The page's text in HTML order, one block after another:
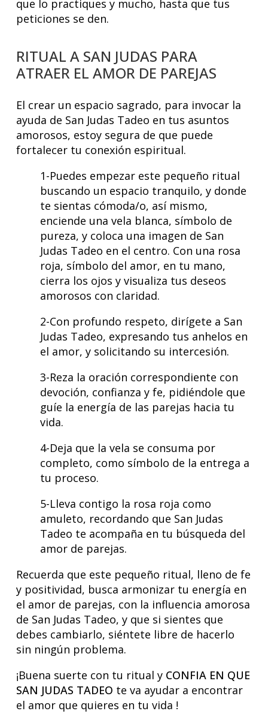
que lo practiques y mucho, hasta que tus
peticiones se den.
RITUAL A SAN JUDAS PARA
ATRAER EL AMOR DE PAREJAS
El crear un espacio sagrado, para invocar la
ayuda de San Judas Tadeo en tus asuntos
amorosos, estoy segura de que puede
fortalecer tu conexión espiritual.
1-Puedes empezar este pequeño ritual
buscando un espacio tranquilo, y donde
te sientas cómoda/o, así mismo,
enciende una vela blanca, símbolo de
pureza, y coloca una imagen de San
Judas Tadeo en el centro. Con una rosa
roja, símbolo del amor, en tu mano,
cierra los ojos y visualiza tus deseos
amorosos con claridad.
2-Con profundo respeto, dirígete a San
Judas Tadeo, expresando tus anhelos en
el amor, y solicitando su intercesión.
3-Reza la oración correspondiente con
devoción, confianza y fe, pidiéndole que
guíe la energía de las parejas hacia tu
vida.
4-Deja que la vela se consuma por
completo, como símbolo de la entrega a
tu proceso.
5-Lleva contigo la rosa roja como
amuleto, recordando que San Judas
Tadeo te acompaña en tu búsqueda del
amor de parejas.
Recuerda que este pequeño ritual, lleno de fe
y positividad, busca armonizar tu energía en
el amor de parejas, con la influencia amorosa
de San Judas Tadeo, y que si sientes que
debes cambiarlo, siéntete libre de hacerlo
sin ningún problema.
¡Buena suerte con tu ritual y CONFIA EN QUE
SAN JUDAS TADEO te va ayudar a encontrar
el amor que quieres en tu vida !